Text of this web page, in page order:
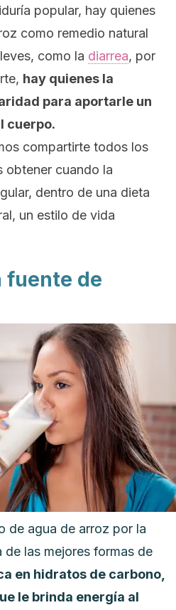
popular, hay quienes
como remedio natural
como la diarrea, por
hay quienes la
para aportarle un
cuerpo.
compartirte todos los
obtener cuando la
dentro de una dieta
un estilo de vida
fuente de
de agua de arroz por la
de las mejores formas de
en hidratos de carbono,
le brinda energía al